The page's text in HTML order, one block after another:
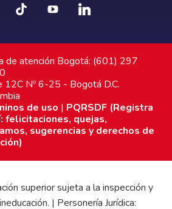
de atención Bogotá: (601) 297
12C Nº 6-25 - Bogotá D.C.
de uso | PQRSDF (Registra
felicitaciones, quejas,
sugerencias y derechos de
superior sujeta a la inspección y
| Personería Jurídica: